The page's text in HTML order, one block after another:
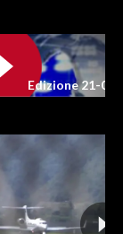
Edizione 21-05-